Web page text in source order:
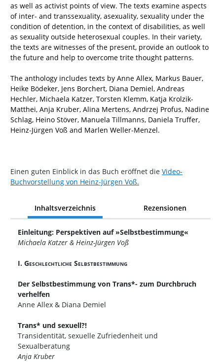
as well as activist points of view. The texts examine aspects
of inter- and transsexuality, asexuality, sexuality under the
condition of detention, in the context of disabilities, as well
as sexuality outside heterosexual couples. In their variety,
the texts are witnesses of the present, provide an outlook to
the future and help to overcome trite thought patterns.
The anthology includes texts by Anne Allex, Markus Bauer,
Heike Bödeker, Jens Borchert, Diana Demiel, Andreas
Hechler, Michaela Katzer, Torsten Klemm, Katja Krolzik-
Matthei, Anja Kruber, Alina Mertens, Andrzej Profus, Nadine
Schlag, Heino Stöver, Manuela Tillmanns, Daniela Truffer,
Heinz-Jürgen Voß and Marlen Weller-Menzel.
Einen guten Einblick in das Buch eröffnet die Video-
Buchvorstellung von Heinz-Jürgen Voß.
Inhaltsverzeichnis Rezensionen
Einleitung: Perspektiven auf »Selbstbestimmung«
Michaela Katzer & Heinz-Jürgen Voß
I. Geschlechtliche Selbstbestimmung
Der Selbstbestimmung von Trans*- zum Durchbruch
verhelfen
Anne Allex & Diana Demiel
Trans* und sexuell?!
Transidentität, sexuelle Zufriedenheit und
Sexualberatung
Anja Kruber